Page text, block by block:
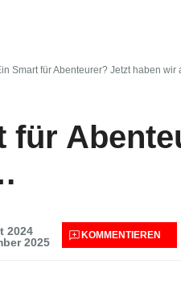
Smart für Abenteurer? Jetzt haben wir
für
2024
2025
KOMMENTIEREN